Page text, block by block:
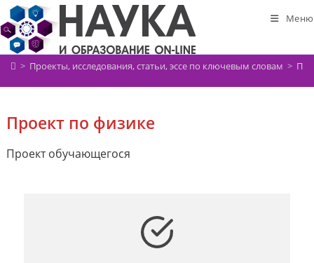
Перейти
к
содержимому
Меню
> Проекты, исследования, статьи, эссе по ключевым словам >
Проект по физике
Проект обучающегося